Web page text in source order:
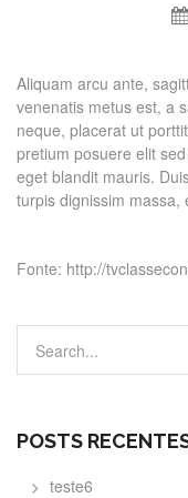
Aliquam arcu ante,
venenatis metus est, a
neque, placerat ut
pretium posuere elit
eget blandit mauris.
turpis dignissim massa,
Fonte: http://
POSTS
teste6